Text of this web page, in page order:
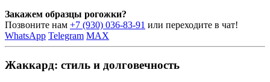
Закажем образцы рогожки?
Позвоните нам +7 (930) 036-83-91 или переходите в чат!
WhatsApp Telegram MAX
Жаккард: стиль и долговечность